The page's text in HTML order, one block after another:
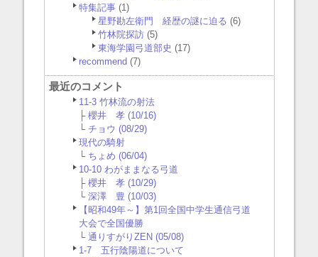
特集記事(1)
星野勘左衛門 経歴の謎に迫る (6)
竹林院探訪(5)
東海学園弓道部史 (17)
recommend (7)
最近のコメント
11-3 竹林流の射法
├ 櫻井 孝 (10/16)
└ チョウ (08/29)
現代の騎射
└ ちょめ (06/04)
10-10 わがままなる弓道
├ 櫻井 孝 (10/29)
└ 深澤 豊 (10/03)
【昭和49年～】第1回全国中学生通信弓道
大会で全国優勝
└ 通りすがりZEN (05/08)
1-7 五行陰陽道について